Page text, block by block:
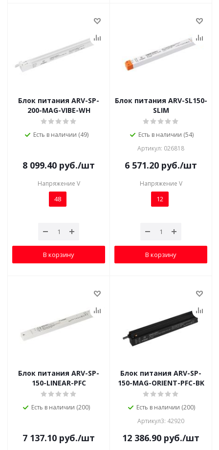
Блок питания ARV-SP-
200-MAG-VIBE-WH
Есть в наличии (49)
8 099.40 руб./шт
Напряжение V
48
В корзину
Блок питания ARV-SL150-
SLIM
Есть в наличии (54)
Артикул: 026818
6 571.20 руб./шт
Напряжение V
12
В корзину
Блок питания ARV-SP-
150-LINEAR-PFC
Есть в наличии (200)
7 137.10 руб./шт
Блок питания ARV-SP-
150-MAG-ORIENT-PFC-BK
Есть в наличии (200)
Артикул3: 42920
12 386.90 руб./шт